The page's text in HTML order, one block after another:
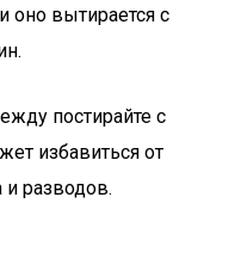
оно вытирается с
постирайте с
избавиться от
и разводов.